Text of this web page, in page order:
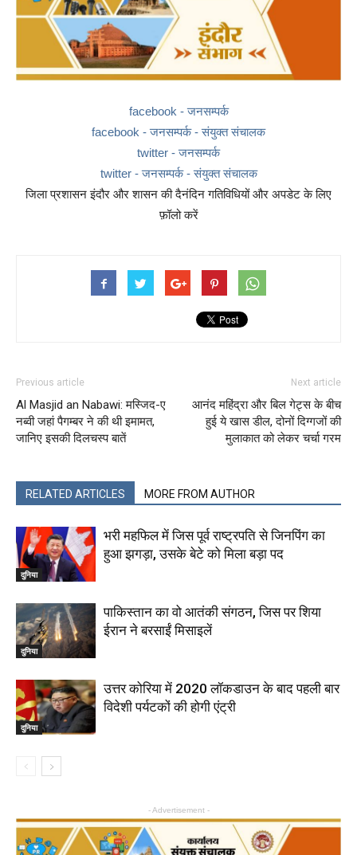
facebook - जनसम्पर्क
facebook - जनसम्पर्क - संयुक्त संचालक
twitter - जनसम्पर्क
twitter - जनसम्पर्क - संयुक्त संचालक
जिला प्रशासन इंदौर और शासन की दैनंदिन गतिविधियों और अपडेट के लिए
फ़ॉलो करें
Previous article
Al Masjid an Nabawi: मस्जिद-ए
नब्वी जहां पैगम्बर ने की थी इमामत,
जानिए इसकी दिलचस्प बातें
Next article
आनंद महिंद्रा और बिल गेट्स के बीच
हुई ये खास डील, दोनों दिग्गजों की
मुलाकात को लेकर चर्चा गरम
RELATED ARTICLES MORE FROM AUTHOR
दुनिया
भरी महफिल में जिस पूर्व राष्‍ट्रपति से जिनपिंग का
हुआ झगड़ा, उसके बेटे को मिला बड़ा पद
दुनिया
पाकिस्तान का वो आतंकी संगठन, जिस पर शिया
ईरान ने बरसाईं मिसाइलें
दुनिया
उत्तर कोरिया में 2020 लॉकडाउन के बाद पहली बार
विदेशी पर्यटकों की होगी एंट्री
- Advertisement -